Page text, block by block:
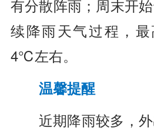
有分散阵雨；周末开
续降雨天气过程，
4℃左右。
温馨提醒
近期降雨较多，